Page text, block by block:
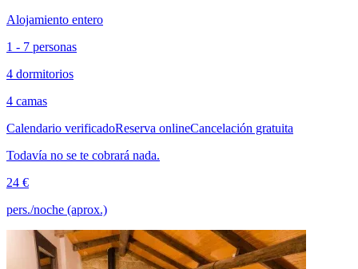
Alojamiento entero
1 - 7 personas
4 dormitorios
4 camas
Calendario verificadoReserva onlineCancelación gratuita
Todavía no se te cobrará nada.
24 €
pers./noche (aprox.)